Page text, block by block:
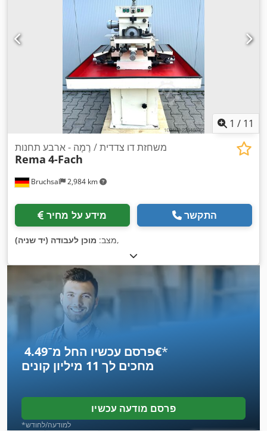
1 / 11
Bruchsal 2,984 km
משחזת דו צדדית / רֶמָה - ארבע תחנות
Rema 4-Fach
מידע על מחיר התקשר
מצב: מוכן לעבודה (יד שניה) ,
פרסם עכשיו החל מ־‏4.49 ‏€*
מחכים לך 11 מיליון קונים
פרסם מודעה עכשיו
*למודעה/לחודש